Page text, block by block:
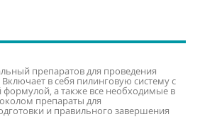
препаратов для проведения
в себя пилинговую систему с
а также все необходимые в
препараты для
и правильного завершения